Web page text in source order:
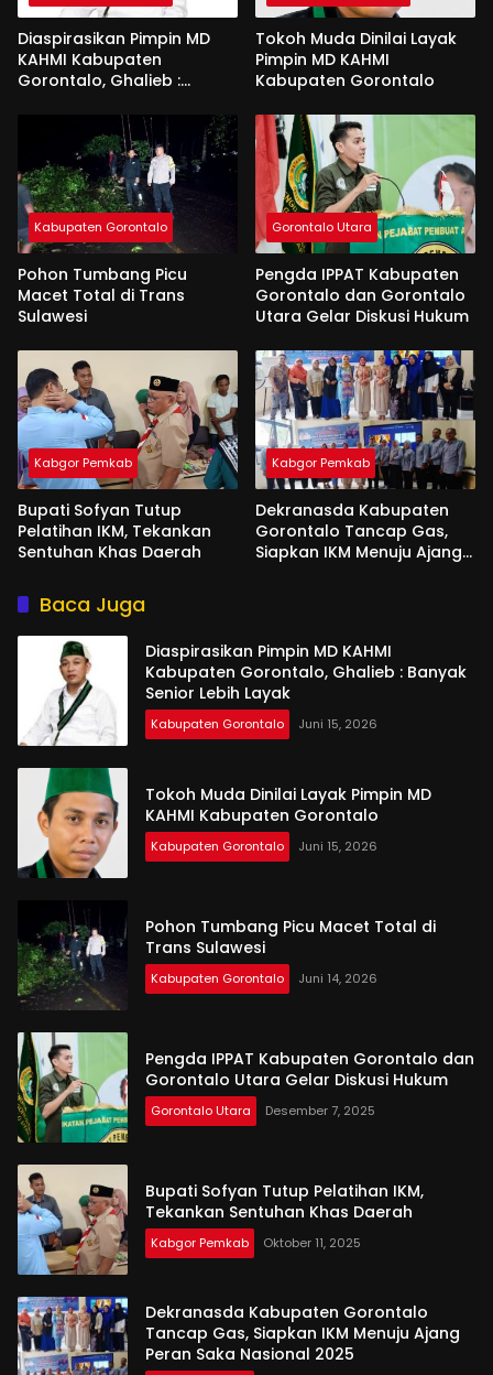
Diaspirasikan Pimpin MD
KAHMI Kabupaten
Gorontalo, Ghalieb :
Tokoh Muda Dinilai Layak
Pimpin MD KAHMI
Kabupaten Gorontalo
Kabupaten Gorontalo
Pohon Tumbang Picu
Macet Total di Trans
Sulawesi
Gorontalo Utara
Pengda IPPAT Kabupaten
Gorontalo dan Gorontalo
Utara Gelar Diskusi Hukum
Kabgor Pemkab
Bupati Sofyan Tutup
Pelatihan IKM, Tekankan
Sentuhan Khas Daerah
Kabgor Pemkab
Dekranasda Kabupaten
Gorontalo Tancap Gas,
Siapkan IKM Menuju Ajang
Baca Juga
Diaspirasikan Pimpin MD KAHMI
Kabupaten Gorontalo, Ghalieb : Banyak
Senior Lebih Layak
Kabupaten Gorontalo Juni 15, 2026
Tokoh Muda Dinilai Layak Pimpin MD
KAHMI Kabupaten Gorontalo
Kabupaten Gorontalo Juni 15, 2026
Pohon Tumbang Picu Macet Total di
Trans Sulawesi
Kabupaten Gorontalo Juni 14, 2026
Pengda IPPAT Kabupaten Gorontalo dan
Gorontalo Utara Gelar Diskusi Hukum
Gorontalo Utara Desember 7, 2025
Bupati Sofyan Tutup Pelatihan IKM,
Tekankan Sentuhan Khas Daerah
Kabgor Pemkab Oktober 11, 2025
Dekranasda Kabupaten Gorontalo
Tancap Gas, Siapkan IKM Menuju Ajang
Peran Saka Nasional 2025